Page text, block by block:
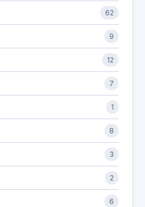
62
9
12
7
1
8
3
2
6